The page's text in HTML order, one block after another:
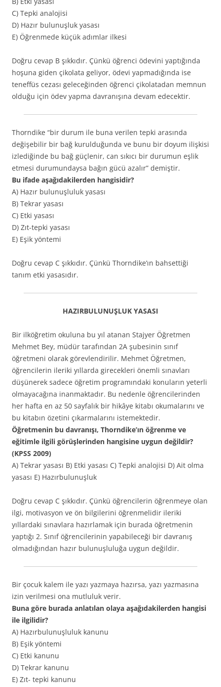
C) Tepki analojisi
D) Hazır bulunuşluk yasası
E) Öğrenmede küçük adımlar ilkesi
Doğru cevap B şıkkıdır. Çünkü öğrenci ödevini yaptığında
hoşuna giden çikolata geliyor, ödevi yapmadığında ise
teneffüs cezası geleceğinden öğrenci çikolatadan memnun
olduğu için ödev yapma davranışına devam edecektir.
Thorndike “bir durum ile buna verilen tepki arasında
değişebilir bir bağ kurulduğunda ve bunu bir doyum ilişkisi
izlediğinde bu bağ güçlenir, can sıkıcı bir durumun eşlik
etmesi durumundaysa bağın gücü azalır” demiştir.
Bu ifade aşağıdakilerden hangisidir?
A) Hazır bulunuşluluk yasası
B) Tekrar yasası
C) Etki yasası
D) Zıt-tepki yasası
E) Eşik yöntemi
Doğru cevap C şıkkıdır. Çünkü Thorndike’ın bahsettiği
tanım etki yasasıdır.
HAZIRBULUNUŞLUK YASASI
Bir ilköğretim okuluna bu yıl atanan Stajyer Öğretmen
Mehmet Bey, müdür tarafından 2A şubesinin sınıf
öğretmeni olarak görevlendirilir. Mehmet Öğretmen,
öğrencilerin ileriki yıllarda girecekleri önemli sınavları
düşünerek sadece öğretim programındaki konuların yeterli
olmayacağına inanmaktadır. Bu nedenle öğrencilerinden
her hafta en az 50 sayfalık bir hikâye kitabı okumalarını ve
bu kitabın özetini çıkarmalarını istemektedir.
Öğretmenin bu davranışı, Thorndike’ın öğrenme ve
eğitimle ilgili görüşlerinden hangisine uygun değildir?
(KPSS 2009)
A) Tekrar yasası B) Etki yasası C) Tepki analojisi D) Ait olma
yasası E) Hazırbulunuşluk
Doğru cevap C şıkkıdır. Çünkü öğrencilerin öğrenmeye olan
ilgi, motivasyon ve ön bilgilerini öğrenmelidir ileriki
yıllardaki sınavlara hazırlamak için burada öğretmenin
yaptığı 2. Sınıf öğrencilerinin yapabileceği bir davranış
olmadığından hazır bulunuşluluğa uygun değildir.
Bir çocuk kalem ile yazı yazmaya hazırsa, yazı yazmasına
izin verilmesi ona mutluluk verir.
Buna göre burada anlatılan olaya aşağıdakilerden hangisi
ile ilgilidir?
A) Hazırbulunuşluluk kanunu
B) Eşik yöntemi
C) Etki kanunu
D) Tekrar kanunu
E) Zıt- tepki kanunu